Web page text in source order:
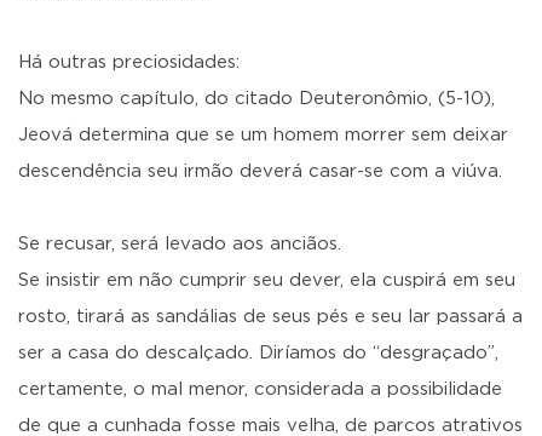
Há outras preciosidades:
No mesmo capítulo, do citado Deuteronômio, (5-10),
Jeová determina que se um homem morrer sem deixar
descendência seu irmão deverá casar-se com a viúva.
Se recusar, será levado aos anciãos.
Se insistir em não cumprir seu dever, ela cuspirá em seu
rosto, tirará as sandálias de seus pés e seu lar passará a
ser a casa do descalçado. Diríamos do “desgraçado”,
certamente, o mal menor, considerada a possibilidade
de que a cunhada fosse mais velha, de parcos atrativos